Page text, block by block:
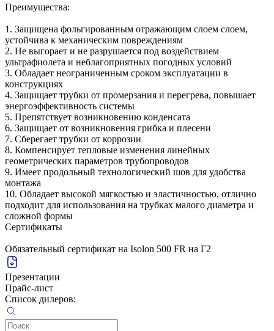
Преимущества:
1. Защищена фольгированным отражающим слоем слоем,
устойчива к механическим повреждениям
2. Не выгорает и не разрушается под воздействием
ультрафиолета и неблагоприятных погодных условий
3. Обладает неограниченным сроком эксплуатации в
конструкциях
4. Защищает трубки от промерзания и перегрева, повышает
энергоэффективность системы
5. Препятствует возникновению конденсата
6. Защищает от возникновения грибка и плесени
7. Сберегает трубки от коррозии
8. Компенсирует тепловые изменения линейных
геометрических параметров трубопроводов
9. Имеет продольный технологический шов для удобства
монтажа
10. Обладает высокой мягкостью и эластичностью, отлично
подходит для использования на трубках малого диаметра и
сложной формы
Сертификаты
Обязательный сертификат на Isolon 500 FR на Г2
Презентации
Прайс-лист
Список дилеров: